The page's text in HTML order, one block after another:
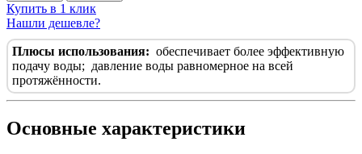
Купить в 1 клик
Нашли дешевле?
Плюсы использования: обеспечивает более эффективную
подачу воды; давление воды равномерное на всей
протяжённости.
Основные характеристики